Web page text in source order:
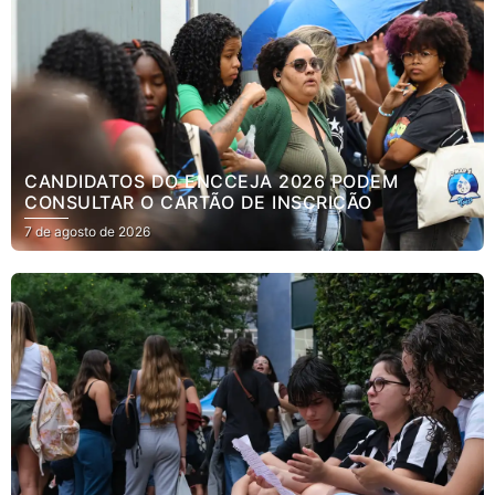
CANDIDATOS DO ENCCEJA 2026 PODEM
CONSULTAR O CARTÃO DE INSCRIÇÃO
7 de agosto de 2026